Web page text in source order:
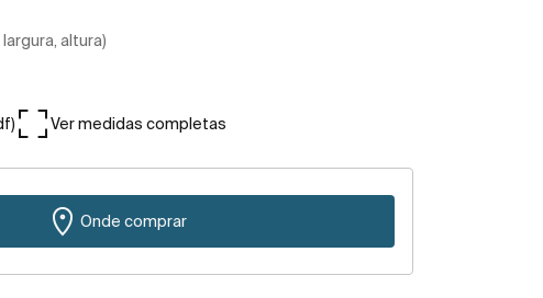
altura)
Ver medidas completas
Onde comprar